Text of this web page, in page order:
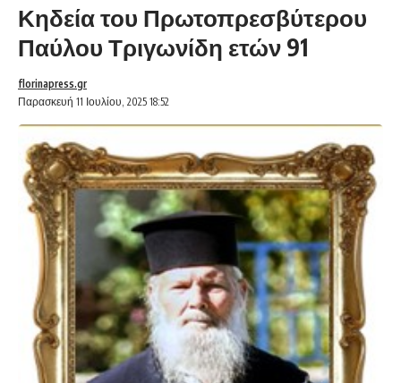
Κηδεία του Πρωτοπρεσβύτερου
Παύλου Τριγωνίδη ετών 91
Παρασκευή 11 Ιουλίου, 2025 18:52
florinapress.gr